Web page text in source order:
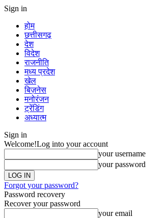
Sign in
होम
छत्तीसगढ़
देश
विदेश
राजनीति
मध्य प्रदेश
खेल
बिज़नेस
मनोरंजन
ट्रेंडिंग
अध्यात्म
Sign in
Welcome!Log into your account
your username
your password
Forgot your password?
Password recovery
Recover your password
your email